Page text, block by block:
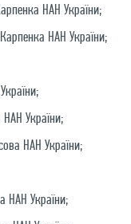
НАН України;
НАН України;
НАН України;
НАН України;
НАН України;